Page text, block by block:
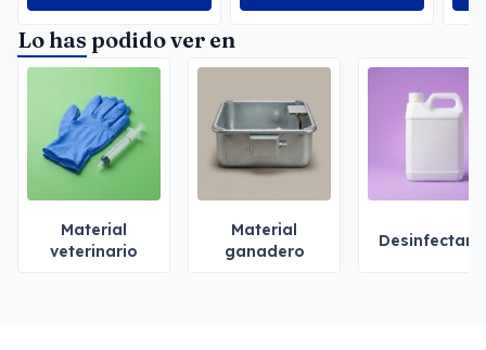
Lo has podido ver en
Material
veterinario
Material
ganadero